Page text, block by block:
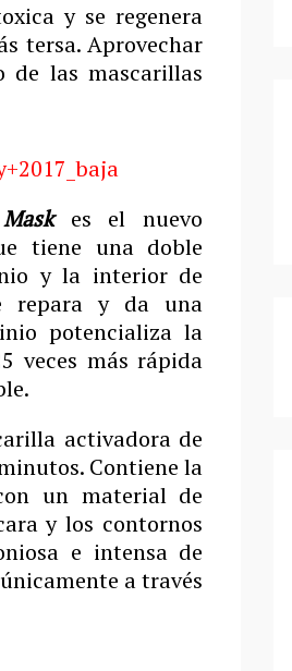
y se regenera
tersa. Aprovechar
de las mascarillas
es el nuevo
tiene una doble
y la interior de
y da una
potencializa la
veces más rápida
activadora de
Contiene la
un material de
y los contornos
e intensa de
a través